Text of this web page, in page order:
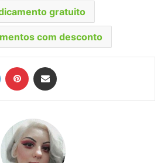
gratuito
com desconto
Linkedin Pinterest